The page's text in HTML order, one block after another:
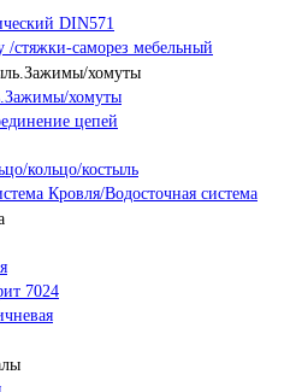
DIN571
стяжки-саморез мебельный
хомуты
цепей
кольцо/костыль
Кровля/Водосточная система
7024